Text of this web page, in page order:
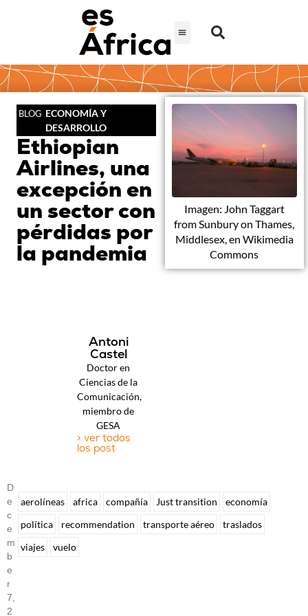
BLOG ECONOMÍA Y
DESARROLLO
Ethiopian
Airlines, una
excepción en
un sector con
pérdidas por
la pandemia
Imagen: John Taggart
from Sunbury on Thames,
Middlesex, en Wikimedia
Commons
Antoni
Castel
Doctor en
Ciencias de la
Comunicación,
miembro de
GESA
> ver todos
los post
D
E
C
E
M
B
E
R
7,
2
aerolíneas africa compañía Just transition
economía
política
recommendation transporte aéreo
traslados
viajes
vuelo